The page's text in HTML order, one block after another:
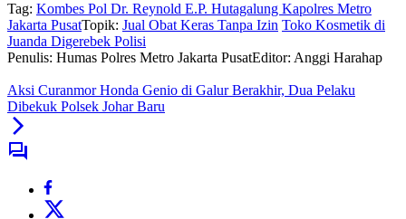
Tag: Kombes Pol Dr. Reynold E.P. Hutagalung Kapolres Metro
Jakarta PusatTopik: Jual Obat Keras Tanpa Izin Toko Kosmetik di
Juanda Digerebek Polisi
Penulis: Humas Polres Metro Jakarta PusatEditor: Anggi Harahap
Aksi Curanmor Honda Genio di Galur Berakhir, Dua Pelaku
Dibekuk Polsek Johar Baru